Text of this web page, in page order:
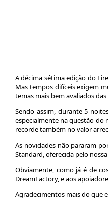
A décima sétima edição do
Mas tempos difíceis exigem
temas mais bem avaliados
Sendo assim, durante 5
especialmente na questão do
recorde também no valor
As novidades não pararam
Standard, oferecida pelo
Obviamente, como já é de
DreamFactory, e aos
Agradecimentos mais do que